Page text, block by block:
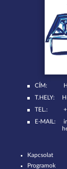
CÍM:
T.HELY:
TEL.:
E-MAIL:
Kapcsolat
Programok